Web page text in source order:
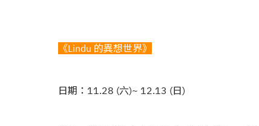
《Lindu 的異想世界》
日期：11.28 (六)~ 12.13 (日)